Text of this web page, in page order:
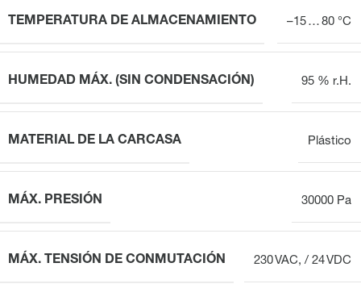
TEMPERATURA DE ALMACENAMIENTO –15 … 80 °C
HUMEDAD MÁX. (SIN CONDENSACIÓN) 95 % r.H.
MATERIAL DE LA CARCASA Plástico
MÁX. PRESIÓN 30000 Pa
MÁX. TENSIÓN DE CONMUTACIÓN 230 VAC, / 24 VDC